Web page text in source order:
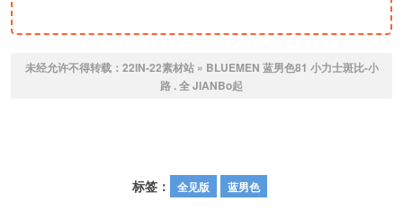
未经允许不得转载： 22IN-22素材站» BLUEMEN 蓝男色81 小力士斑比-小
路 . 全 JIANBo起
标签： 全见版 蓝男色